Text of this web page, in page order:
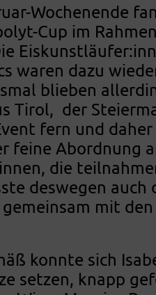
Wochenende
Cup im
waren dazu
blieben
Tirol, der
fern und
feine Abordnung
die
deswegen auch
mit
konnte sich
setzen, knapp